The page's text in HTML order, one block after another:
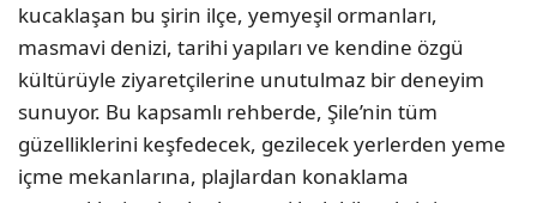
kucaklaşan bu şirin ilçe, yemyeşil ormanları,
masmavi denizi, tarihi yapıları ve kendine özgü
kültürüyle ziyaretçilerine unutulmaz bir deneyim
sunuyor. Bu kapsamlı rehberde, Şile’nin tüm
güzelliklerini keşfedecek, gezilecek yerlerden yeme
içme mekanlarına, plajlardan konaklama